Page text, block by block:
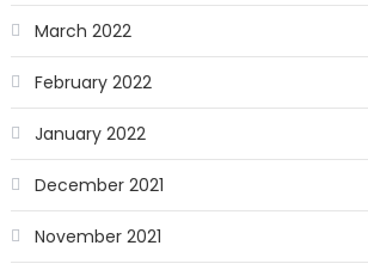
March 2022
February 2022
January 2022
December 2021
November 2021